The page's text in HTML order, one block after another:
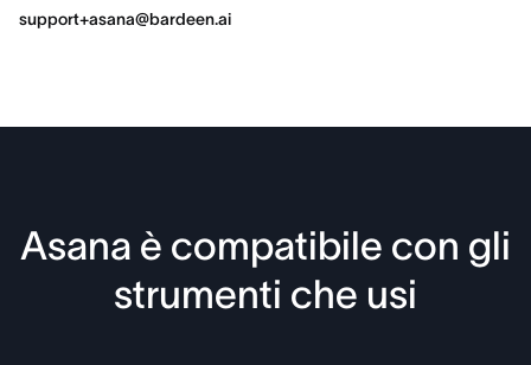
support+asana@bardeen.ai
Asana è compatibile con gli
strumenti che usi